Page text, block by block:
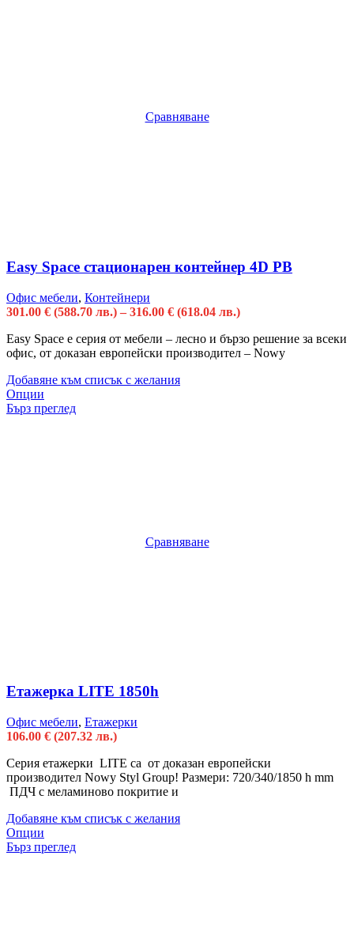
Сравняване
Easy Space стационарен контейнер 4D PB
Офис мебели, Контейнери
301.00 € (588.70 лв.) – 316.00 € (618.04 лв.)
Easy Space е серия от мебели – лесно и бързо решение за всеки
офис, от доказан европейски производител – Nowy
Добавяне към списък с желания
Опции
Бърз преглед
Сравняване
Етажерка LITE 1850h
Офис мебели, Етажерки
106.00 € (207.32 лв.)
Серия етажерки LITE са от доказан европейски
производител Nowy Styl Group! Размери: 720/340/1850 h mm
ПДЧ с меламиново покритие и
Добавяне към списък с желания
Опции
Бърз преглед